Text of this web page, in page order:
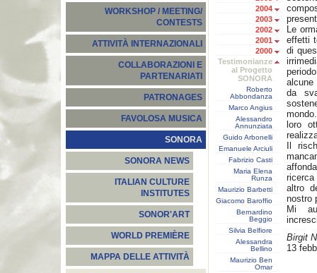
WORKSHOP / MEETING/
CONTESTS
ATTIVITÀ INTERNAZIONALI
COLLABORAZIONI E
PARTENARIATI
PATRONAGES
FAVOLOSA MUSICA
SONORA
SONORA NEWS
ITALIAN CULTURE
INSTITUTES
SONOR'ART
WORLD PREMIÈRE
MAPPA DELLE ATTIVITÀ
2004
2003
2002
2001
2000
Testimonianze
al Progetto
SONORA
Roberto
Abbondanza
Marco Angius
Alessandro
Annunziata
Guido Arbonelli
Emanuele Arciuli
Fabrizio Casti
Maria Elena
Runza
Maurizio Barbetti
Giacomo Baroffio
Bernardino
Beggio
Silvia Belfiore
Alessandra
Bellino
Maurizio Ben
Omar
Le
effetti
di
alcune
da
loro
Il
altro
nostro
Mi
Birgit
13